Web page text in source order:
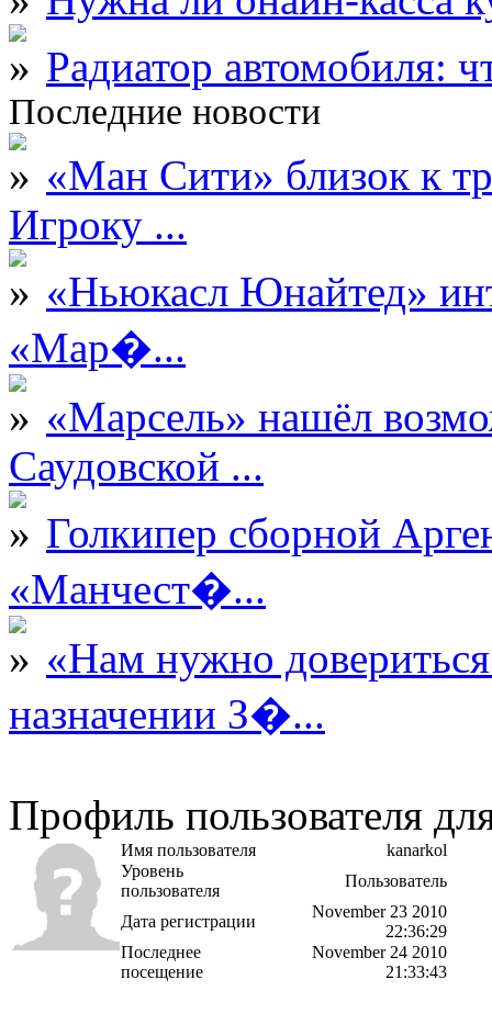
Радиатор автомобиля:
Последние новости
«Ман Сити» близок к
Игроку ...
«Ньюкасл Юнайтед»
«Мар�...
«Марсель» нашёл
Саудовской ...
Голкипер сборной
«Манчест�...
«Нам нужно
назначении З�...
Профиль пользователя
Имя пользователя
kanarkol
Уровень
пользователя
Пользователь
Дата регистрации
November 23 2010
22:36:29
Последнее
посещение
November 24 2010
21:33:43